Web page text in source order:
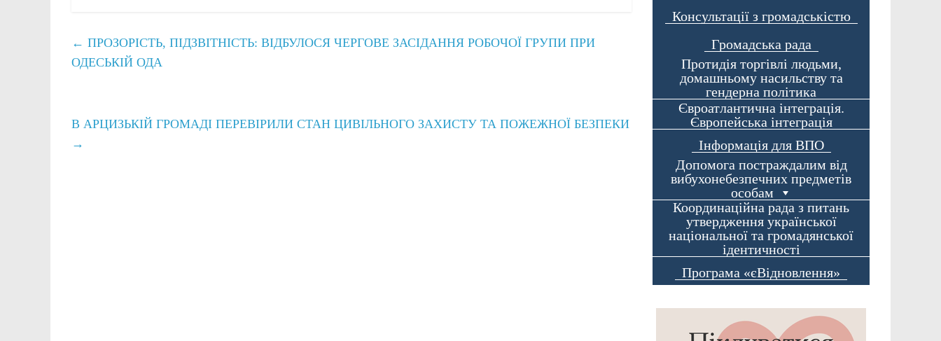
← ПРОЗОРІСТЬ, ПІДЗВІТНІСТЬ: ВІДБУЛОСЯ ЧЕРГОВЕ ЗАСІДАННЯ РОБОЧОЇ ГРУПИ ПРИ
ОДЕСЬКІЙ ОДА
В АРЦИЗЬКІЙ ГРОМАДІ ПЕРЕВІРИЛИ СТАН ЦИВІЛЬНОГО ЗАХИСТУ ТА ПОЖЕЖНОЇ БЕЗПЕКИ
→
Консультації з громадськістю
Громадська рада
Протидія торгівлі людьми,
домашньому насильству та
гендерна політика
Євроатлантична інтеграція.
Європейська інтеграція
Інформація для ВПО
Допомога постраждалим від
вибухонебезпечних предметів
особам
Координаційна рада з питань
утвердження української
національної та громадянської
ідентичності
Програма «єВідновлення»